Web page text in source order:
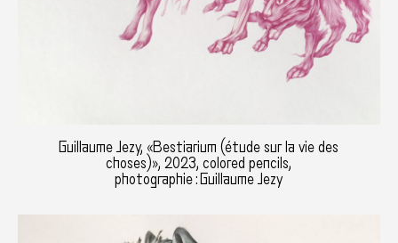
Guillaume Jezy, «Bestiarium (étude sur la vie des
choses)», 2023, colored pencils,
photographie : Guillaume Jezy